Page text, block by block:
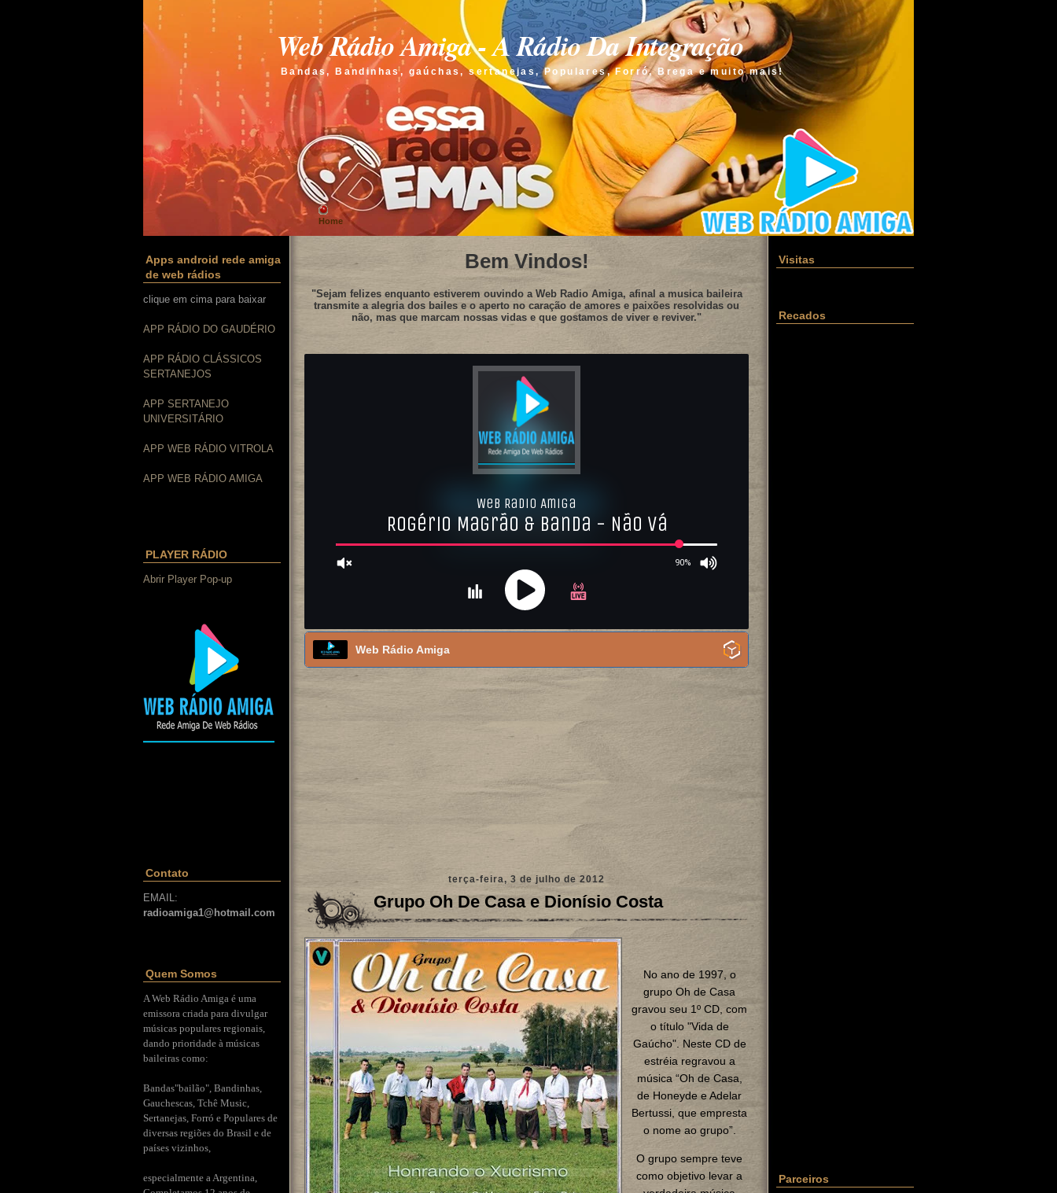
Web Rádio Amiga - A Rádio Da Integração
Bandas, Bandinhas, gaúchas, sertanejas, Populares, Forró, Brega e muito mais!
Home
Apps android rede amiga
de web rádios
clique em cima para baixar
APP RÁDIO DO GAUDÉRIO
APP RÁDIO CLÁSSICOS
SERTANEJOS
APP SERTANEJO
UNIVERSITÁRIO
APP WEB RÁDIO VITROLA
APP WEB RÁDIO AMIGA
PLAYER RÁDIO
Abrir Player Pop-up
Contato
EMAIL:
radioamiga1@hotmail.com
Quem Somos
A Web Rádio Amiga é uma
emissora criada para divulgar
músicas populares regionais,
dando prioridade à músicas
baileiras como:
Bandas"bailão", Bandinhas,
Gauchescas, Tchê Music,
Sertanejas, Forró e Populares de
diversas regiões do Brasil e de
países vizinhos,
especialmente a Argentina,
Bem Vindos!
"Sejam felizes enquanto estiverem ouvindo a Web Radio Amiga, afinal a musica baileira
transmite a alegria dos bailes e o aperto no caração de amores e paixões resolvidas ou
não, mas que marcam nossas vidas e que gostamos de viver e reviver."
Web Rádio Amiga
terça-feira, 3 de julho de 2012
Grupo Oh De Casa e Dionísio Costa
No ano de 1997, o
grupo Oh de Casa
gravou seu 1º CD, com
o título "Vida de
Gaúcho". Neste CD de
estréia regravou a
música “Oh de Casa,
de Honeyde e Adelar
Bertussi, que empresta
o nome ao grupo”.
O grupo sempre teve
como objetivo levar a
Visitas
Recados
Parceiros